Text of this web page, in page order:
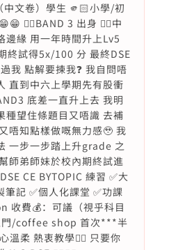
中文卷）學生 🫵🏻小學/初
❤️‍🔥BAND 3 出身 ❤️‍🔥中
邊緣 用一年時間升上Lv5
終試得5x/100 分 最終DSE
我 點解要揀我❓ 我自問唔
直到中六上學期先有股衝
底差一直升上去 我明
種望住條題目又唔識 去補
唔知點樣做嘅無力感🥹 我
一步一步踏上升grade 之
師弟師妹於校內期終試進
CE BYTOPIC 練習 ✅大
筆記 ✅個人化課堂 ✅功課
費💰：可議（視乎科目
門/coffee shop 首次***半
溫柔 熱衷教學❤️‍🔥 只要你